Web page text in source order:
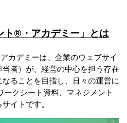
ト®・アカデミー」とは
カデミーは、企業のウェブサイ
当者）が、経営の中心を担う存在
ることを目指し、日々の運営に
ークシート資料、マネジメント
イトです。